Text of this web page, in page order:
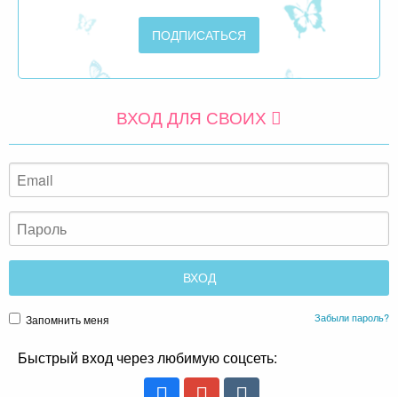
ВХОД ДЛЯ СВОИХ
Запомнить меня Забыли пароль?
Быстрый вход через любимую соцсеть: